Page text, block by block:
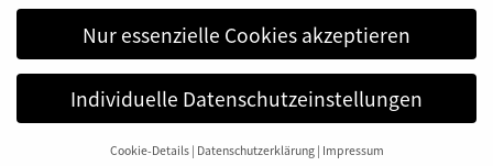
Richtlinien zum Einbau von Recyclingschotter legt das
bayerische Staatsministerium für Umwelt und
Verbraucherschutz (StMUV) fest. Grundlage ist die
Einteilung in „offener“ und „geschlossener“ Einbau.
Es gilt: Sowohl beim offenen als auch beim
geschlossenen Einbau gibt es keine
Nur essenzielle Cookies akzeptieren
Individuelle Datenschutzeinstellungen
Cookie-Details Datenschutzerklärung Impressum